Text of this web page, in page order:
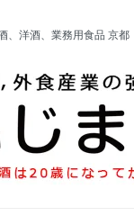
、洋酒、業務用食品 京都